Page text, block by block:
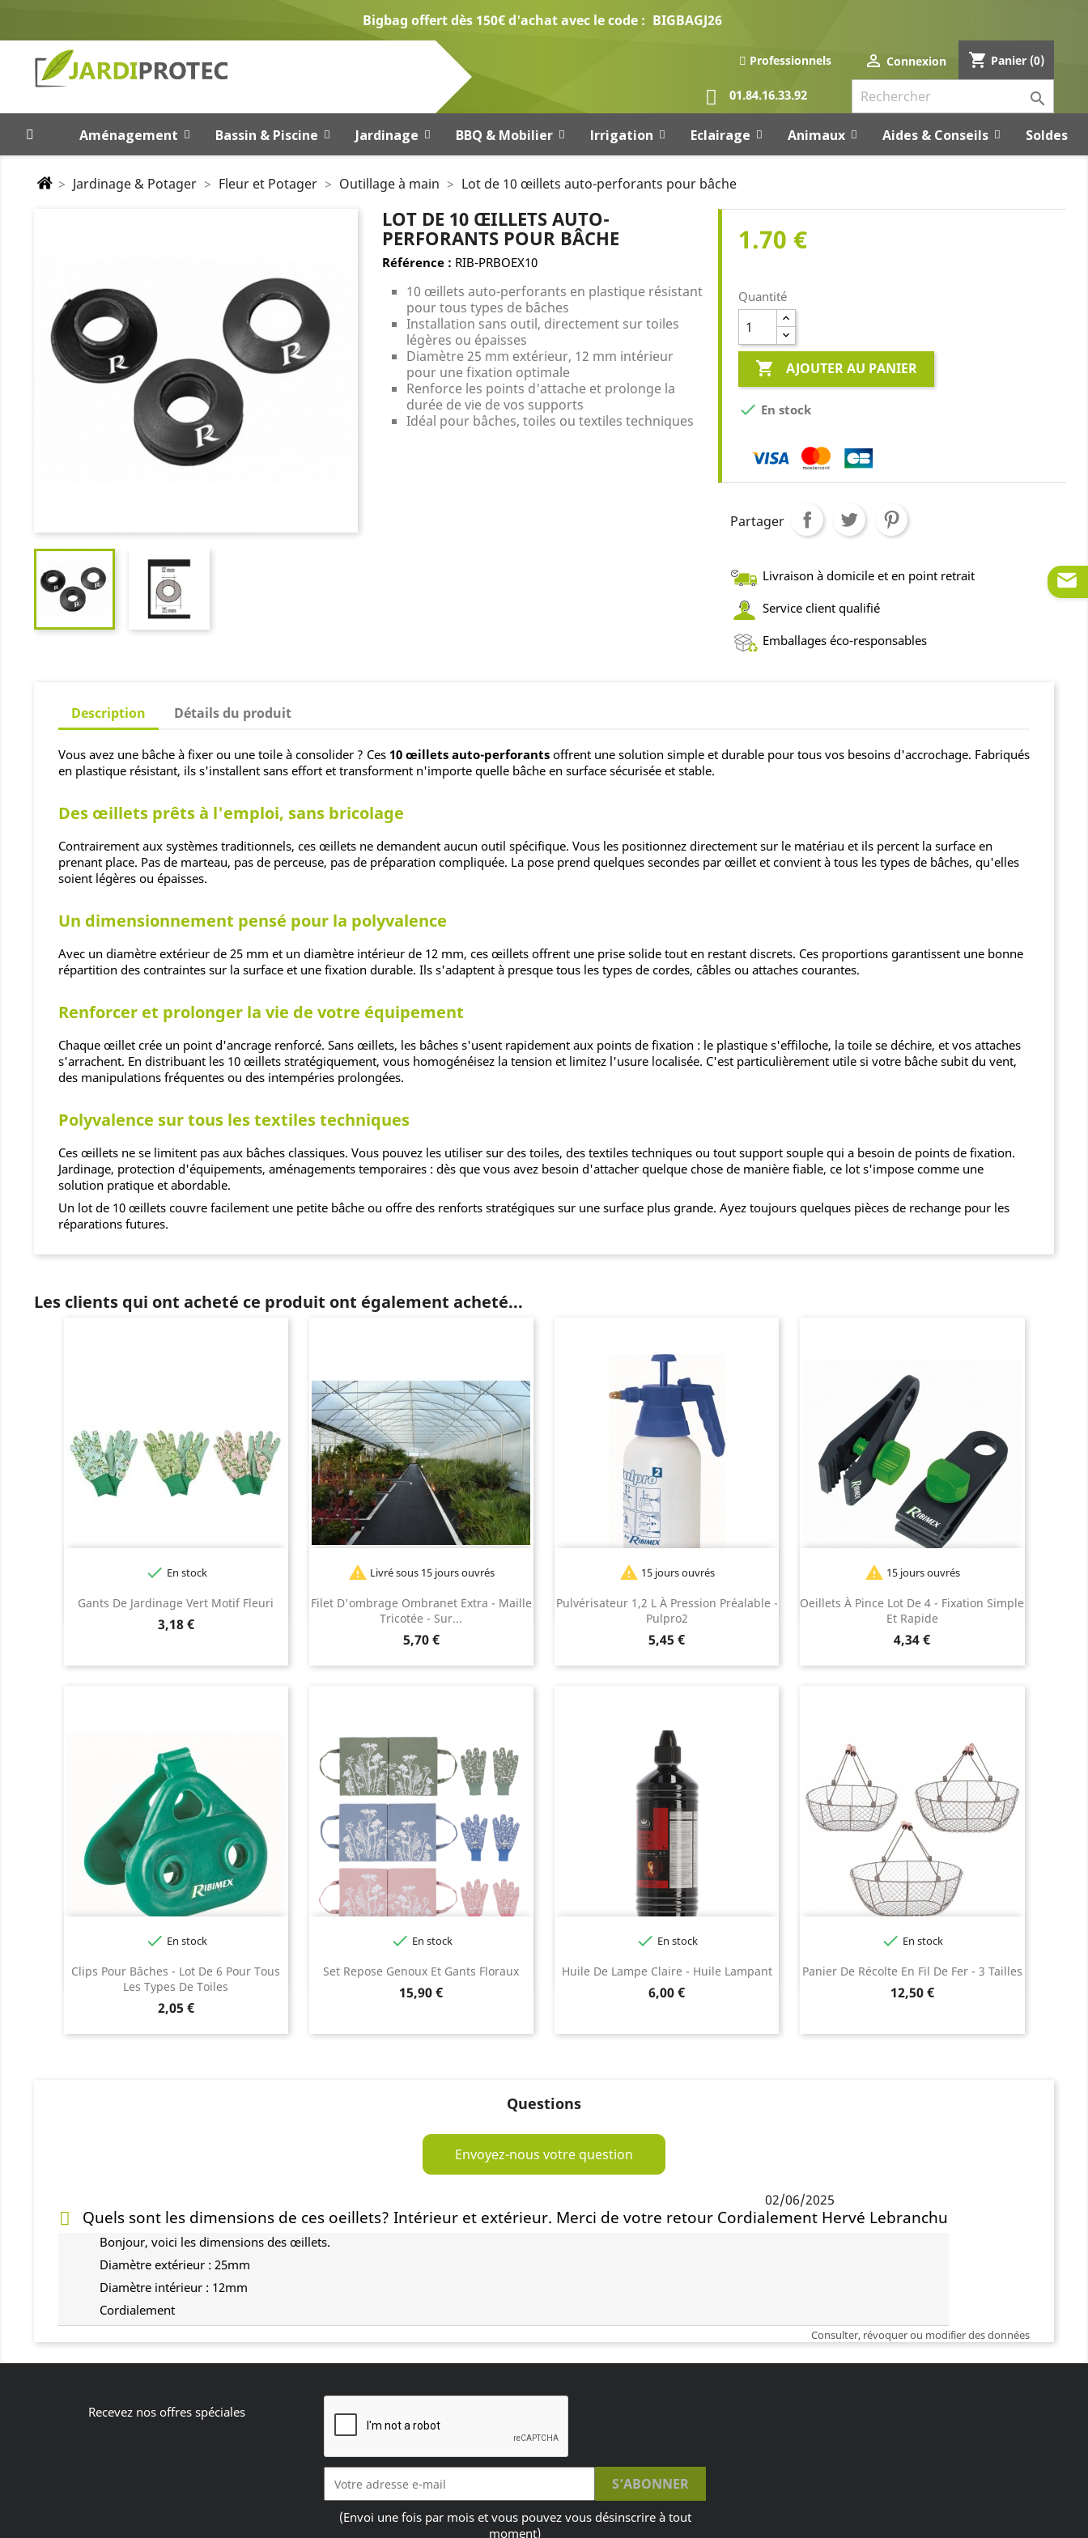
Bigbag offert dès 150€ d'achat avec le code : BIGBAGJ26
Professionnels  Connexion shopping_cart Panier (0)
01.84.16.33.92 
Aménagement Bassin & Piscine Jardinage BBQ & Mobilier Irrigation Eclairage Animaux Aides & Conseils Soldes
Jardinage & Potager Fleur et Potager Outillage à main Lot de 10 œillets auto-perforants pour bâche
LOT DE 10 ŒILLETS AUTO-
PERFORANTS POUR BÂCHE
Référence : RIB-PRBOEX10
10 œillets auto-perforants en plastique résistant
pour tous types de bâches
Installation sans outil, directement sur toiles
légères ou épaisses
Diamètre 25 mm extérieur, 12 mm intérieur
pour une fixation optimale
Renforce les points d'attache et prolonge la
durée de vie de vos supports
Idéal pour bâches, toiles ou textiles techniques
1.70 €
Quantité
 AJOUTER AU PANIER
 En stock
Partager
Livraison à domicile et en point retrait
Service client qualifié
Emballages éco-responsables
Description Détails du produit
Vous avez une bâche à fixer ou une toile à consolider ? Ces 10 œillets auto-perforantsoffrent une solution simple et durable pour tous vos besoins d'accrochage. Fabriqués
en plastique résistant, ils s'installent sans effort et transforment n'importe quelle bâche en surface sécurisée et stable.
Des œillets prêts à l'emploi, sans bricolage
Contrairement aux systèmes traditionnels, ces œillets ne demandent aucun outil spécifique. Vous les positionnez directement sur le matériau et ils percent la surface en
prenant place. Pas de marteau, pas de perceuse, pas de préparation compliquée. La pose prend quelques secondes par œillet et convient à tous les types de bâches, qu'elles
soient légères ou épaisses.
Un dimensionnement pensé pour la polyvalence
Avec un diamètre extérieur de 25 mm et un diamètre intérieur de 12 mm, ces œillets offrent une prise solide tout en restant discrets. Ces proportions garantissent une bonne
répartition des contraintes sur la surface et une fixation durable. Ils s'adaptent à presque tous les types de cordes, câbles ou attaches courantes.
Renforcer et prolonger la vie de votre équipement
Chaque œillet crée un point d'ancrage renforcé. Sans œillets, les bâches s'usent rapidement aux points de fixation : le plastique s'effiloche, la toile se déchire, et vos attaches
s'arrachent. En distribuant les 10 œillets stratégiquement, vous homogénéisez la tension et limitez l'usure localisée. C'est particulièrement utile si votre bâche subit du vent,
des manipulations fréquentes ou des intempéries prolongées.
Polyvalence sur tous les textiles techniques
Ces œillets ne se limitent pas aux bâches classiques. Vous pouvez les utiliser sur des toiles, des textiles techniques ou tout support souple qui a besoin de points de fixation.
Jardinage, protection d'équipements, aménagements temporaires : dès que vous avez besoin d'attacher quelque chose de manière fiable, ce lot s'impose comme une
solution pratique et abordable.
Un lot de 10 œillets couvre facilement une petite bâche ou offre des renforts stratégiques sur une surface plus grande. Ayez toujours quelques pièces de rechange pour les
réparations futures.
Les clients qui ont acheté ce produit ont également acheté...
Gants De Jardinage Vert Motif Fleuri
Prix
3,18 €
 En stock
Filet D'ombrage Ombranet Extra - Maille
Tricotée - Sur...
Prix
5,70 €
 Livré sous 15 jours ouvrés
Pulvérisateur 1,2 L À Pression Préalable -
Pulpro2
Prix
5,45 €
 15 jours ouvrés
Oeillets À Pince Lot De 4 - Fixation Simple
Et Rapide
Prix
4,34 €
 15 jours ouvrés
Clips Pour Bâches - Lot De 6 Pour Tous
Les Types De Toiles
Prix
2,05 €
 En stock
Set Repose Genoux Et Gants Floraux
Prix
15,90 €
 En stock
Bleu
moyen
Rose
Vert
olive
Huile De Lampe Claire - Huile Lampant
Prix
6,00 €
 En stock
Panier De Récolte En Fil De Fer - 3 Tailles
Prix
12,50 €
 En stock
Questions
Envoyez-nous votre question
02/06/2025
Quels sont les dimensions de ces oeillets? Intérieur et extérieur. Merci de votre retour Cordialement Hervé Lebranchu
Bonjour, voici les dimensions des œillets.
Diamètre extérieur : 25mm
Diamètre intérieur : 12mm
Cordialement
Consulter, révoquer ou modifier des données
Recevez nos offres spéciales
(Envoi une fois par mois et vous pouvez vous désinscrire à tout
moment)